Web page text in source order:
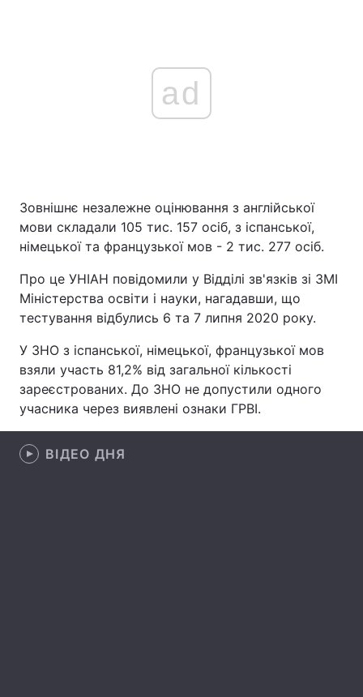
Головна Війна
Україна Політика
Економіка Світ
Спорт Наука
Техно і зв'язок Лайт
Зброя Інциденти
Цікавинки
ad
Зовнішнє незалежне оцінювання з англійської
мови складали 105 тис. 157 осіб, з іспанської,
німецької та французької мов - 2 тис. 277 осіб.
Про це УНІАН повідомили у Відділі зв'язків зі ЗМІ
Міністерства освіти і науки, нагадавши, що
тестування відбулись 6 та 7 липня 2020 року.
У ЗНО з іспанської, німецької, французької мов
взяли участь 81,2% від загальної кількості
зареєстрованих. До ЗНО не допустили одного
учасника через виявлені ознаки ГРВІ.
ВІДЕО ДНЯ